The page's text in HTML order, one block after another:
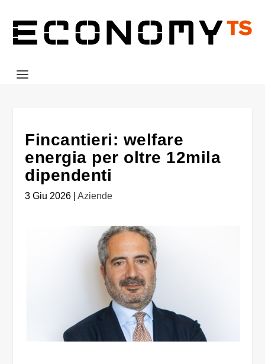
Fincantieri: welfare
energia per oltre 12mila
dipendenti
3 Giu 2026 |Aziende